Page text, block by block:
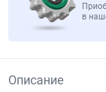
в
Описание